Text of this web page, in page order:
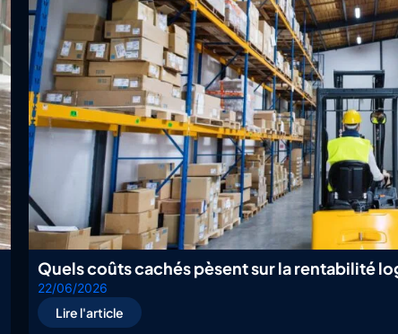
Quels coûts cachés pèsent sur la rentabilité
22/06/2026
Lire l'article